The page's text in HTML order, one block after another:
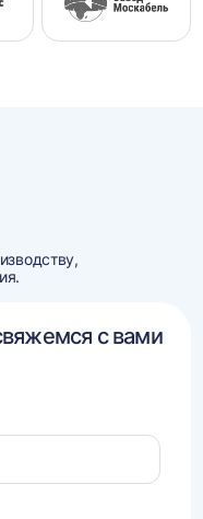
с вами